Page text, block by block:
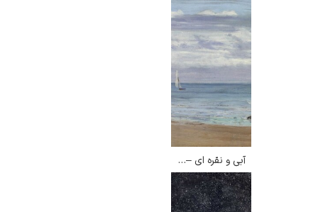
آبی و نقره ای – جیمز مک نیل ویسلر